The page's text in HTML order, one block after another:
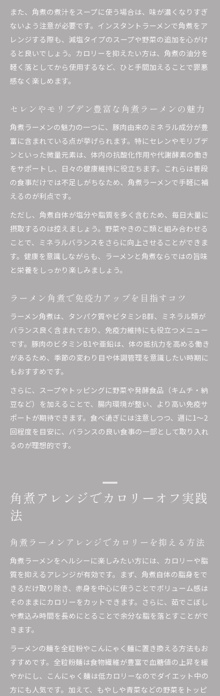
また、角煮の煮汁をスープに使う場合は、味が濃くなりすぎ
ないよう注意が必要です。インスタントラーメンで角煮をア
レンジする際も、減塩タイプのスープや野菜の追加を心がけ
ると良いでしょう。カロリーを抑えたい方は、角煮の油分を
軽く落としてから使用するなど、ひと手間加えることで罪悪
感なく楽しめます。
セレンやモリブデン豊富な角煮ラーメンの魅力
角煮ラーメンの魅力の一つに、豚肉由来のミネラル成分が豊
富に含まれている点が挙げられます。特にセレンやモリブデ
ンといった微量元素は、体内の抗酸化作用や代謝酵素の働き
をサポートし、日々の健康維持に役立ちます。これらは普段
の食事だけでは不足しがちなため、角煮ラーメンで手軽に補
えるのが利点です。
ただし、角煮自体が塩分や脂質を多く含むため、毎日大量に
摂取するのは控えましょう。野菜やきのこ類と組み合わせる
ことで、ミネラルバランスをさらに向上させることができま
す。健康を意識しながらも、ラーメンと角煮ならではの旨味
と栄養をしっかり楽しみましょう。
ラーメン角煮で免疫力アップを目指すコツ
ラーメン角煮は、タンパク質やビタミンB群、ミネラル類が
バランス良く含まれており、免疫力維持にも役立つメニュー
です。豚肉のビタミンB1や亜鉛は、体の抵抗力を高める働き
があるため、季節の変わり目や体調管理を意識したい時期に
もおすすめです。
さらに、スープやトッピングに野菜や発酵食品（キムチ・納
豆など）を加えることで、腸内環境が整い、より高い免疫サ
ポートが期待できます。食べ過ぎには注意しつつ、週に1～2
回程度を目安に、バランスの良い食事の一部として取り入れ
るのが理想的です。
角煮アレンジでカロリーオフ実践
法
角煮ラーメンアレンジでカロリーを抑える方法
角煮ラーメンをヘルシーに楽しみたい方には、カロリーや脂
質を抑えるアレンジが有効です。まず、角煮自体の脂身をで
きるだけ取り除き、赤身を中心に使うことでボリューム感は
そのままにカロリーをカットできます。さらに、茹でこぼし
や煮込み時間を長めにとることで余分な脂を落とすことがで
きます。
ラーメンの麺を全粒粉やこんにゃく麺に置き換える方法もお
すすめです。全粒粉麺は食物繊維が豊富で血糖値の上昇を緩
やかにし、こんにゃく麺は低カロリーなのでダイエット中の
方にも人気です。加えて、もやしや青菜などの野菜をトッピ